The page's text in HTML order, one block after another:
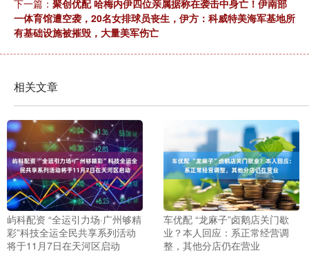
下一篇： 聚创优配 哈梅内伊四位亲属据称在袭击中身亡！伊南部
一体育馆遭空袭，20名女排球员丧生，伊方：科威特美海军基地所
有基础设施被摧毁，大量美军伤亡
相关文章
屿科配资 “全运引力场·广州够精
彩”科技全运全民共享系列活动
将于11月7日在天河区启动
车优配 “龙麻子”卤鹅店关门歇
业？本人回应：系正常经营调
整，其他分店仍在营业